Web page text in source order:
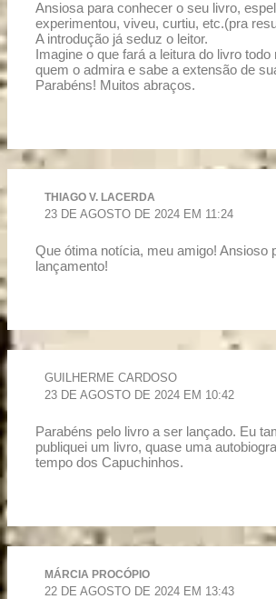
Ansiosa para conhecer o seu livro,
experimentou, viveu, curtiu, etc.(pra
A introdução já seduz o leitor.
Imagine o que fará a leitura do livro
quem o admira e sabe a extensão de
Parabéns! Muitos abraços.
THIAGO V. LACERDA
23 DE AGOSTO DE 2024 EM 11:24
Que ótima notícia, meu amigo! Ansioso
lançamento!
GUILHERME CARDOSO
23 DE AGOSTO DE 2024 EM 10:42
Parabéns pelo livro a ser lançado. Eu
publiquei um livro, quase uma
tempo dos Capuchinhos.
MÁRCIA PROCÓPIO
22 DE AGOSTO DE 2024 EM 13:43